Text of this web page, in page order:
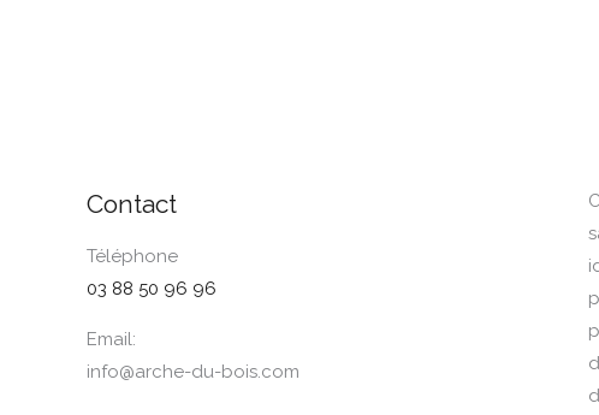
Contact
Téléphone
03 88 50 96 96
Email:
info@arche-du-bois.com